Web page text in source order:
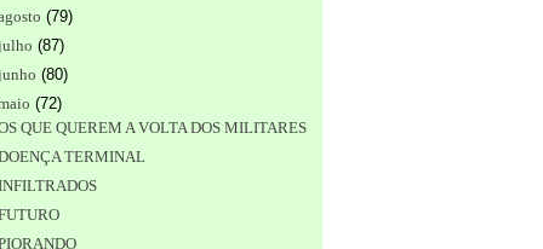
(79)
(87)
(80)
(72)
QUE QUEREM A VOLTA DOS MILITARES
TERMINAL